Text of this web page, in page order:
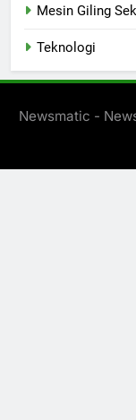
Mesin Giling
Teknologi
Newsmatic -